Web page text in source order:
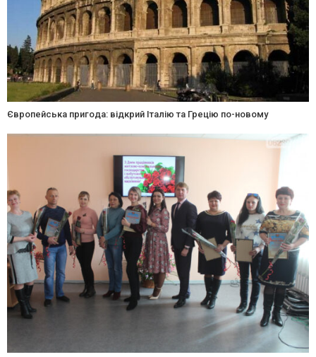
Європейська пригода: відкрий Італію та Грецію по-новому